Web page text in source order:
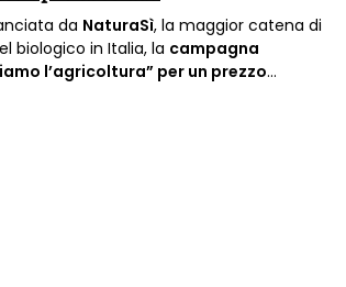
da NaturaSì, la maggior catena di
biologico in Italia, la campagna
l’agricoltura” per un prezzo